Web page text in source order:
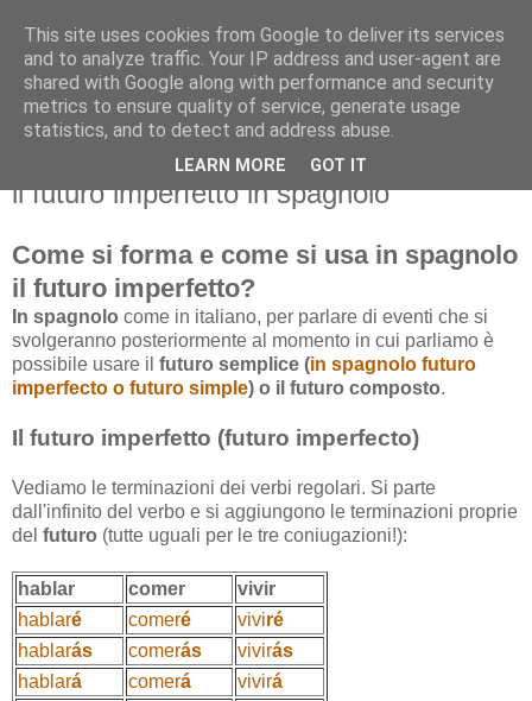
domenica 28 aprile 2013
il futuro imperfetto in spagnolo
Come si forma e come si usa in spagnolo
il futuro imperfetto?
In spagnolo come in italiano, per parlare di eventi che si
svolgeranno posteriormente al momento in cui parliamo è
possibile usare il futuro semplice (in spagnolo futuro
imperfecto o futuro simple) o il futuro composto.
Il futuro imperfetto (futuro imperfecto)
Vediamo le terminazioni dei verbi regolari. Si parte
dall'infinito del verbo e si aggiungono le terminazioni proprie
del futuro (tutte uguali per le tre coniugazioni!):
hablar comer
vivir
hablaré comeré viviré
hablarás comerás vivirás
hablará comerá vivirá
This site uses cookies from Google to deliver its services
and to analyze traffic. Your IP address and user-agent are
shared with Google along with performance and security
metrics to ensure quality of service, generate usage
statistics, and to detect and address abuse.
LEARN MORE GOT IT